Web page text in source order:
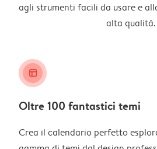
agli strumenti facili da usare e
alta qualità.
layout_alt
Oltre 100 fantastici temi
Crea il calendario perfetto